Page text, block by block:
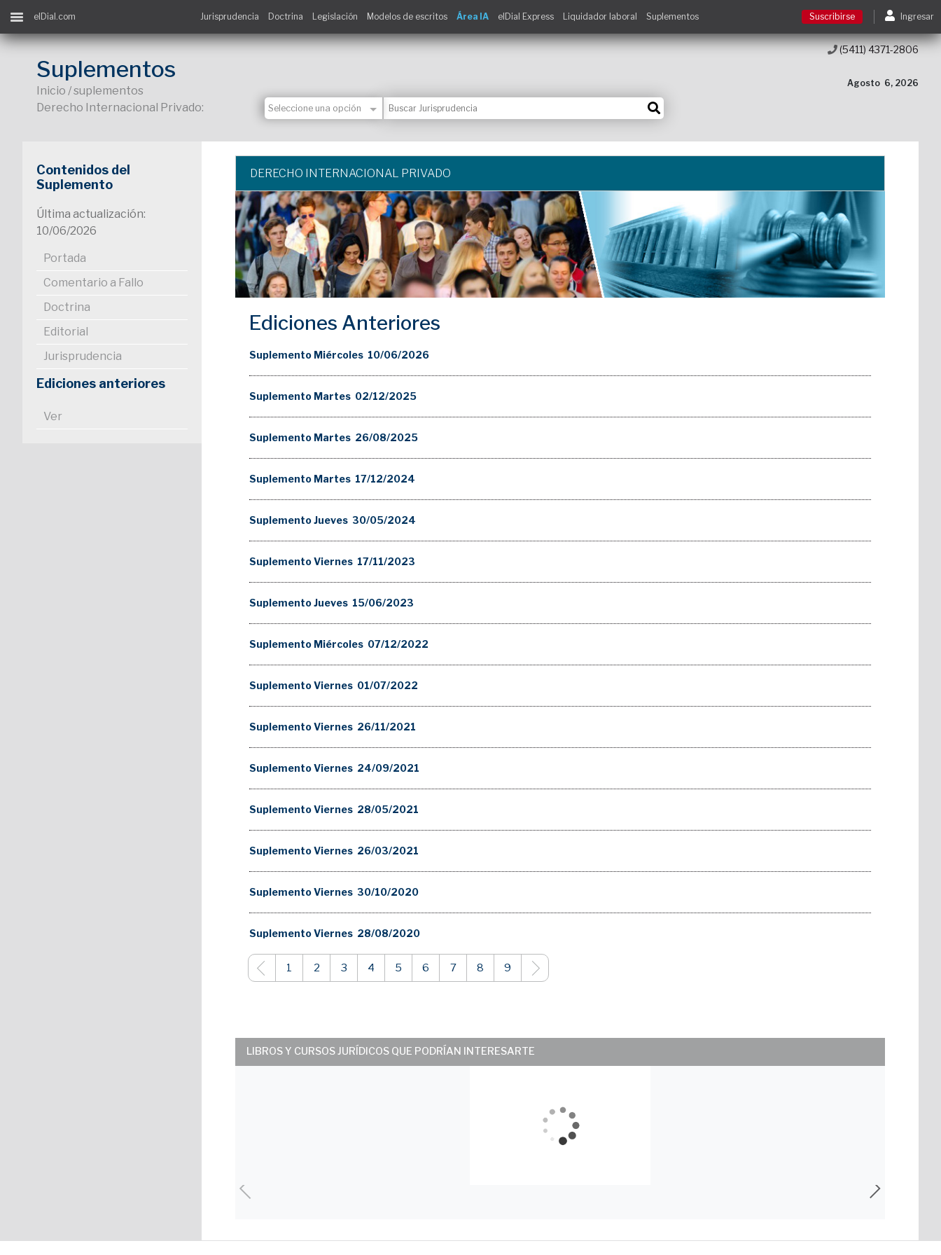
Suscribirse
Contacto
elDial.com Jurisprudencia Doctrina Legislación Modelos de escritos Área IA elDial Express Liquidador laboral Suplementos Suscribirse Ingresar
Suplementos
Inicio / suplementos
Derecho Internacional Privado:
Agosto 6, 2026
(5411) 4371-2806
Contenidos del
Suplemento
Última actualización:
10/06/2026
Portada
Comentario a Fallo
Doctrina
Editorial
Jurisprudencia
Ediciones anteriores
Ver
DERECHO INTERNACIONAL PRIVADO
Ediciones Anteriores
Suplemento Miércoles 10/06/2026
Suplemento Martes 02/12/2025
Suplemento Martes 26/08/2025
Suplemento Martes 17/12/2024
Suplemento Jueves 30/05/2024
Suplemento Viernes 17/11/2023
Suplemento Jueves 15/06/2023
Suplemento Miércoles 07/12/2022
Suplemento Viernes 01/07/2022
Suplemento Viernes 26/11/2021
Suplemento Viernes 24/09/2021
Suplemento Viernes 28/05/2021
Suplemento Viernes 26/03/2021
Suplemento Viernes 30/10/2020
Suplemento Viernes 28/08/2020
1 2 3 4 5 6 7 8 9
LIBROS Y CURSOS JURÍDICOS QUE PODRÍAN INTERESARTE